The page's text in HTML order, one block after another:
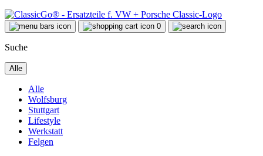
0
Suche
Alle
Alle
Wolfsburg
Stuttgart
Lifestyle
Werkstatt
Felgen